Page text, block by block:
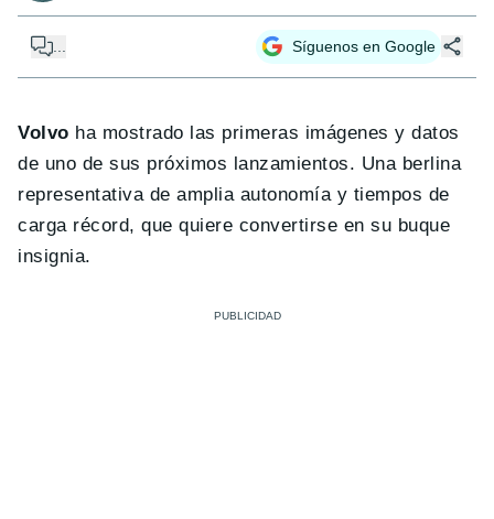
Síguenos en Google
Volvo ha mostrado las primeras imágenes y datos
de uno de sus próximos lanzamientos. Una berlina
representativa de amplia autonomía y tiempos de
carga récord, que quiere convertirse en su buque
insignia.